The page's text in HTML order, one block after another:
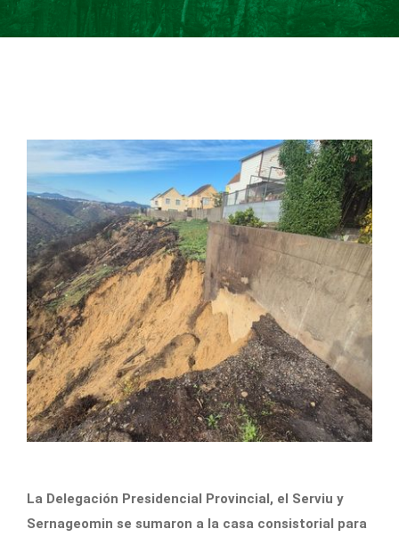
La Delegación Presidencial Provincial, el Serviu y
Sernageomin se sumaron a la casa consistorial para